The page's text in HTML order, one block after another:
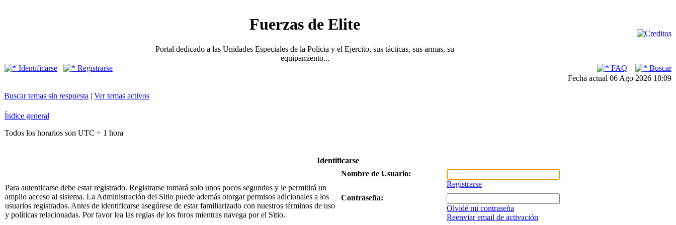
Fuerzas de Elite
Portal dedicado a las Unidades Especiales de la Policia y el Ejercito, sus tácticas, sus armas, su
equipamiento...
Identificarse
Registrarse FAQ
Buscar
Fecha actual 06 Ago 2026 18:09
Buscar temas sin respuesta | Ver temas activos
Índice general
Todos los horarios son UTC + 1 hora
Identificarse
Para autenticarse debe estar registrado. Registrarse tomará solo unos pocos segundos y le permitirá un
amplio acceso al sistema. La Administración del Sitio puede además otorgar permisos adicionales a los
usuarios registrados. Antes de identificarse asegúrese de estar familiarizado con nuestros términos de uso
y políticas relacionadas. Por favor lea las reglas de los foros mientras navega por el Sitio.
Nombre de Usuario:
Registrarse
Contraseña:
Olvidé mi contraseña
Reenviar email de activación